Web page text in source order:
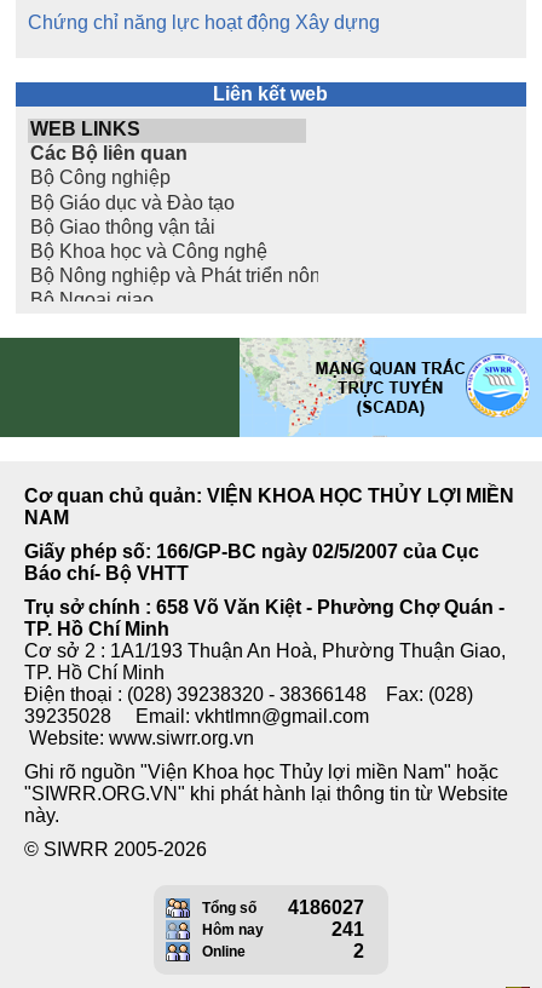
Chứng chỉ năng lực hoạt động Xây dựng
Liên kết web
Cơ quan chủ quản: VIỆN KHOA HỌC THỦY LỢI MIỀN
NAM
Giấy phép số: 166/GP-BC ngày 02/5/2007 của Cục
Báo chí- Bộ VHTT
Trụ sở chính : 658 Võ Văn Kiệt - Phường Chợ Quán -
TP. Hồ Chí Minh
Cơ sở 2 : 1A1/193 Thuận An Hoà, Phường Thuận Giao,
TP. Hồ Chí Minh
Điện thoại : (028) 39238320 - 38366148 Fax: (028)
39235028 Email: vkhtlmn@gmail.com
Website: www.siwrr.org.vn
Ghi rõ nguồn "Viện Khoa học Thủy lợi miền Nam" hoặc
"SIWRR.ORG.VN" khi phát hành lại thông tin từ Website
này.
© SIWRR 2005-2026
Tổng số 4186027
Hôm nay 241
Online 2